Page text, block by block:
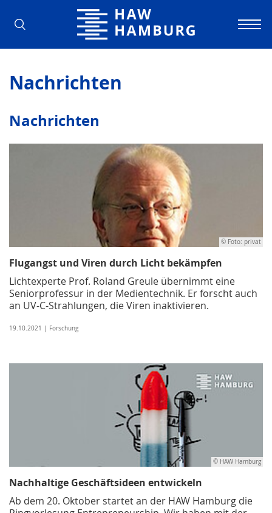
Hochschule für Angewandte
Nachrichten
Nachrichten
© Foto: privat
Flugangst und Viren durch Licht bekämpfen
Lichtexperte Prof. Roland Greule übernimmt eine
Seniorprofessur in der Medientechnik. Er forscht auch
an UV-C-Strahlungen, die Viren inaktivieren.
19.10.2021 | Forschung
© HAW Hamburg
Nachhaltige Geschäftsideen entwickeln
Ab dem 20. Oktober startet an der HAW Hamburg die